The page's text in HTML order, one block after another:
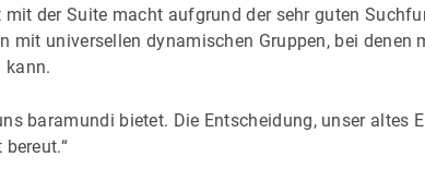
der Suite macht aufgrund der sehr guten
universellen dynamischen Gruppen, bei denen
kann.
baramundi bietet. Die Entscheidung, unser altes